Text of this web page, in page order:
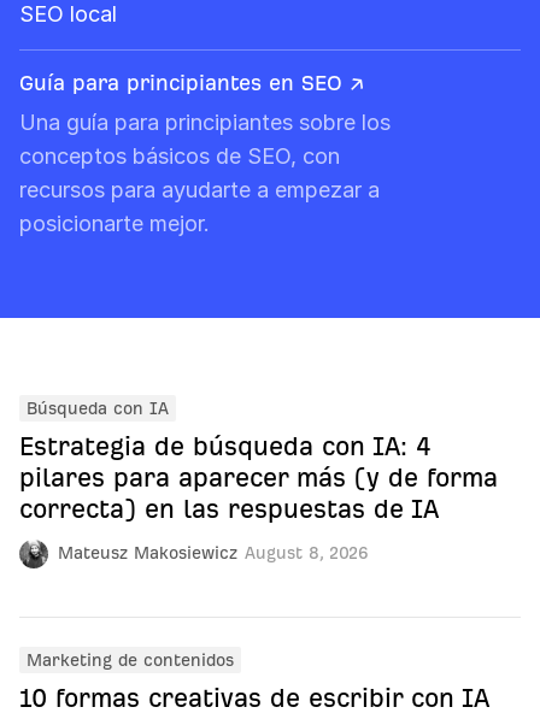
SEO local
Guía para principiantes en SEO ↗
Una guía para principiantes sobre los
conceptos básicos de SEO, con
recursos para ayudarte a empezar a
posicionarte mejor.
Mateusz Makosiewicz August 8, 2026
Búsqueda con IA
Estrategia de búsqueda con IA: 4
pilares para aparecer más (y de forma
correcta) en las respuestas de IA
Marketing de contenidos
10 formas creativas de escribir con IA